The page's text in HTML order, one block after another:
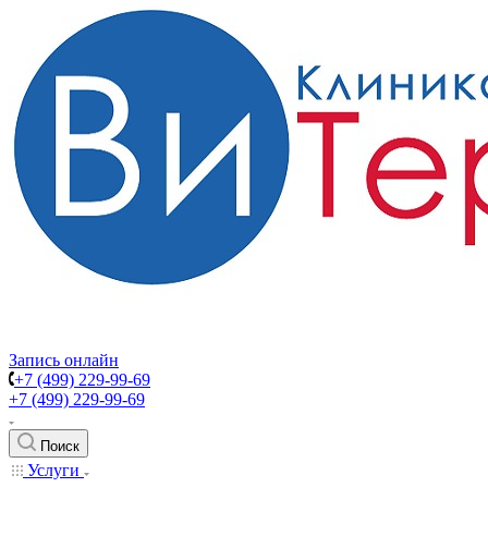
Запись онлайн
+7 (499) 229-99-69
+7 (499) 229-99-69
Поиск
Услуги